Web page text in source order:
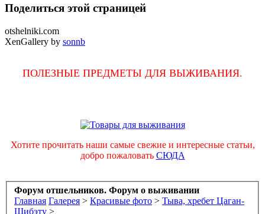
Поделиться этой страницей
otshelniki.com
XenGallery by sonnb
ПОЛЕЗНЫЕ ПРЕДМЕТЫ ДЛЯ ВЫЖИВАНИЯ.
Хотите прочитать наши самые свежие и интересные статьи,
добро пожаловать СЮДА
Форум отшельников. Форум о выживании
Главная Галерея > Красивые фото > Тыва, хребет Цаган-
Шибэту >